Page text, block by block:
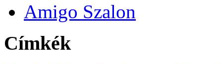
Amigo Szalon
Címkék